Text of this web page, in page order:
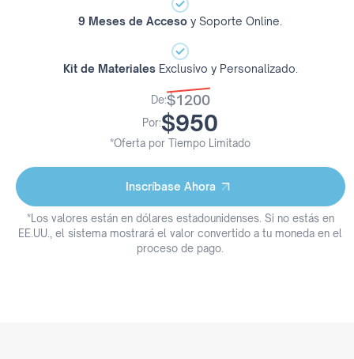
9 Meses de Accesoy Soporte Online.
Kit de Materiales Exclusivo y Personalizado.
De:$1200
Por:$950
*Oferta por Tiempo Limitado
Inscríbase Ahora
*Los valores están en dólares estadounidenses. Si no estás en
EE.UU., el sistema mostrará el valor convertido a tu moneda en el
proceso de pago.